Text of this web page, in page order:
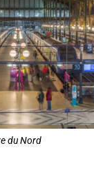
du Nord